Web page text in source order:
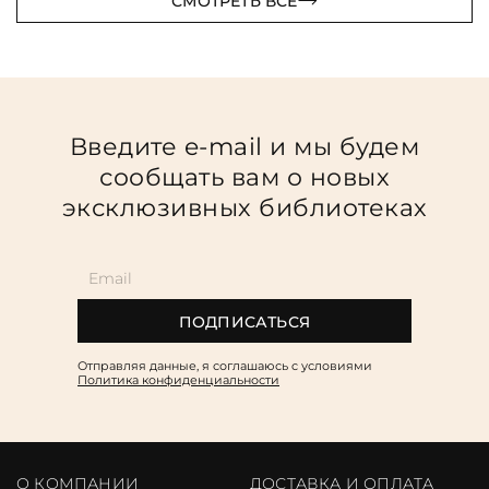
Введите e-mail и мы будем
сообщать вам о новых
эксклюзивных библиотеках
ПОДПИСАТЬСЯ
Отправляя данные, я соглашаюсь c условиями
Политика конфиденциальности
О КОМПАНИИ ДОСТАВКА И ОПЛАТА